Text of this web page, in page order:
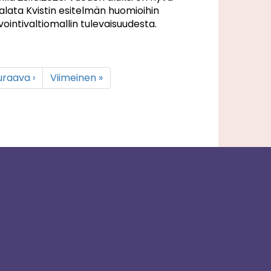
Kvistin esitelmän huomioihin
tulevaisuudesta.
›
Last
page
Viimeinen »